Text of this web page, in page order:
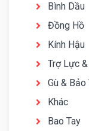
Bình Dầu
Đồng Hồ
Kính Hậu
Trợ Lực
Gù & Bảo
Khác
Bao Tay